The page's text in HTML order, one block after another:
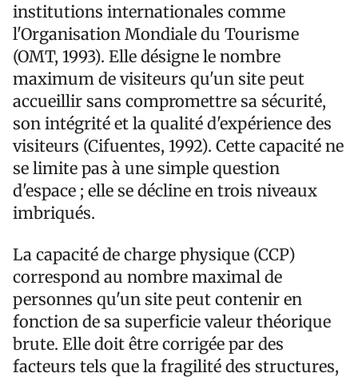
institutions internationales comme
l'Organisation Mondiale du Tourisme
(OMT, 1993). Elle désigne le nombre
maximum de visiteurs qu'un site peut
accueillir sans compromettre sa sécurité,
son intégrité et la qualité d'expérience des
visiteurs (Cifuentes, 1992). Cette capacité ne
se limite pas à une simple question
d'espace ; elle se décline en trois niveaux
imbriqués.
La capacité de charge physique (CCP)
correspond au nombre maximal de
personnes qu'un site peut contenir en
fonction de sa superficie valeur théorique
brute. Elle doit être corrigée par des
facteurs tels que la fragilité des structures,